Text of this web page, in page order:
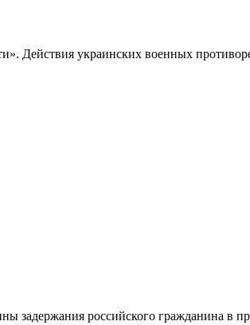
Действия украинских военных
российского гражданина в